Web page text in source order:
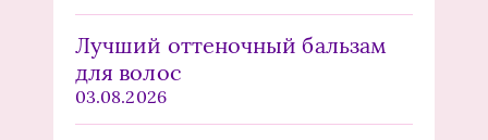
Лучший оттеночный бальзам
для волос
03.08.2026